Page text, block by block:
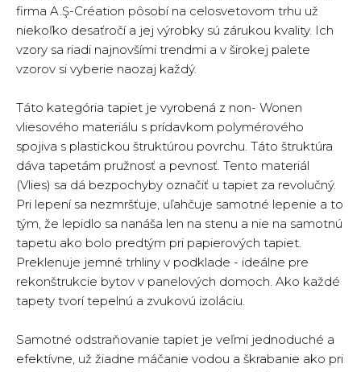
firma A.Ş-Création pôsobí na celosvetovom trhu už
niekoľko desaťročí a jej výrobky sú zárukou kvality. Ich
vzory sa riadi najnovšími trendmi a v širokej palete
vzorov si vyberie naozaj každý.
Táto kategória tapiet je vyrobená z non- Wonen
vliesového materiálu s prídavkom polymérového
spojiva s plastickou štruktúrou povrchu. Táto štruktúra
dáva tapetám pružnosť a pevnosť. Tento materiál
(Vlies) sa dá bezpochyby označiť u tapiet za revolučný.
Pri lepení sa nezmršťuje, uľahčuje samotné lepenie a to
tým, že lepidlo sa nanáša len na stenu a nie na samotnú
tapetu ako bolo predtým pri papierových tapiet.
Preklenuje jemné trhliny v podklade - ideálne pre
rekonštrukcie bytov v panelových domoch. Ako každé
tapety tvorí tepelnú a zvukovú izoláciu.
Samotné odstraňovanie tapiet je veľmi jednoduché a
efektívne, už žiadne máčanie vodou a škrabanie ako pri